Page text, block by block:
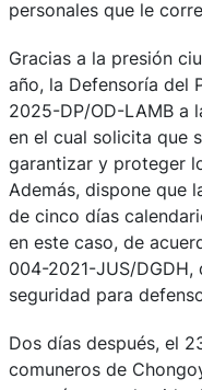
personales que le
Gracias a la presión
año, la Defensoría del
2025-DP/OD-LAMB a
en el cual solicita que
garantizar y proteger
Además, dispone que
de cinco días
en este caso, de
004-2021-JUS/
seguridad para
Dos días después, el
comuneros de